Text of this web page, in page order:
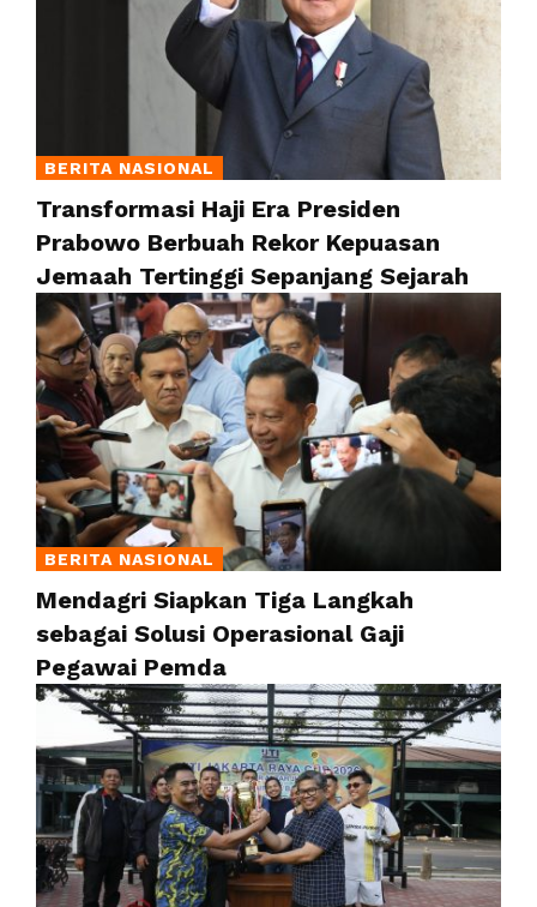
BERITA NASIONAL
Transformasi Haji Era Presiden
Prabowo Berbuah Rekor Kepuasan
Jemaah Tertinggi Sepanjang Sejarah
BERITA NASIONAL
Mendagri Siapkan Tiga Langkah
sebagai Solusi Operasional Gaji
Pegawai Pemda